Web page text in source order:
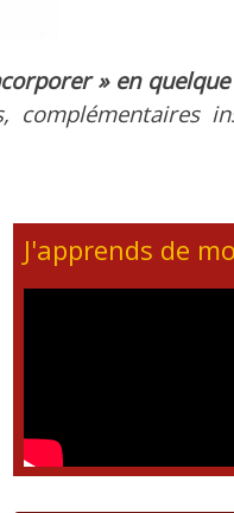
» en
complémentaires
J'apprends de